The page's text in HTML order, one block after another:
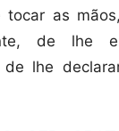
tocar as
de lhe
de lhe